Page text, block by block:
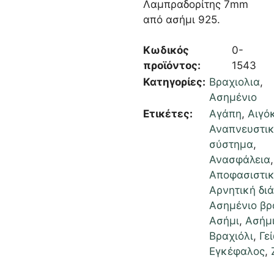
Λαμπραδορίτης 7mm
από ασήμι 925.
Κωδικός
προϊόντος:
0-
1543
Κατηγορίες: Βραχιολια,
Ασημένιο
Ετικέτες:
Αγάπη,
σύστημα,
Ανασφάλεια,
Αρνητική
Ασημένιο
Ασήμι,
Βραχιόλι,
Εγκέφαλος,